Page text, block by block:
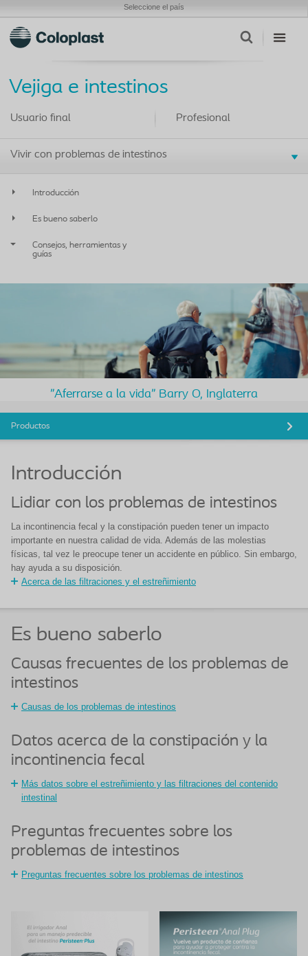
Seleccione el país
Vejiga e intestinos
Usuario final
Vivir con problemas de intestinos
Introducción
Es bueno saberlo
Consejos, herramientas y
guías
Profesional
"Aferrarse a la vida" Barry O, Inglaterra
Productos
Introducción
Lidiar con los problemas de intestinos
La incontinencia fecal y la constipación pueden tener un impacto
importante en nuestra calidad de vida. Además de las molestias
físicas, tal vez le preocupe tener un accidente en público. Sin embargo,
hay ayuda a su disposición.
Acerca de las filtraciones y el estreñimiento
Es bueno saberlo
Causas frecuentes de los problemas de
intestinos
Causas de los problemas de intestinos
Datos acerca de la constipación y la
incontinencia fecal
Más datos sobre el estreñimiento y las filtraciones del contenido
intestinal
Preguntas frecuentes sobre los
problemas de intestinos
Preguntas frecuentes sobre los problemas de intestinos